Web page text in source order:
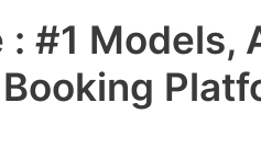
: #1 Models,